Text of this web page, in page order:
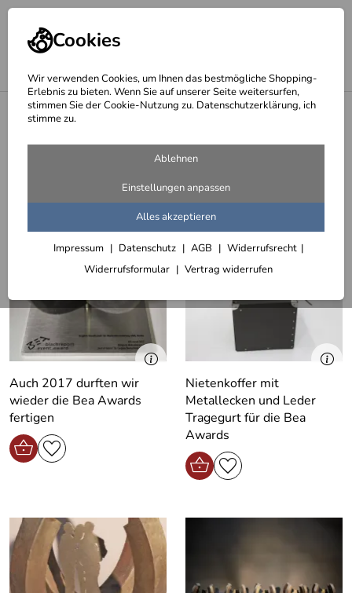
Cookies
Wir verwenden Cookies, um Ihnen das bestmögliche Shopping-
Erlebnis zu bieten. Wenn Sie auf unserer Seite weitersurfen,
stimmen Sie der Cookie-Nutzung zu. Datenschutzerklärung, ich
stimme zu.
Ablehnen
Einstellungen anpassen
Alles akzeptieren
Impressum Datenschutz AGB
Widerrufsrecht
Widerrufsformular
Vertrag widerrufen
Awards, Trophäen, Preise und Pokale
Bea Awards
Filter (1) Sortieren
Auch 2017 durften wir
wieder die Bea Awards
fertigen
Nietenkoffer mit
Metallecken und Leder
Tragegurt für die Bea
Awards